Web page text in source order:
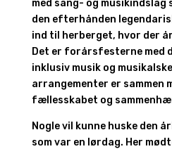
med sang- og musikindslag
den efterhånden
ind til herberget, hvor der
Det er forårsfesterne med
inklusiv musik og
arrangementer er sammen
fællesskabet og
Nogle vil kunne huske den
som var en lørdag. Her